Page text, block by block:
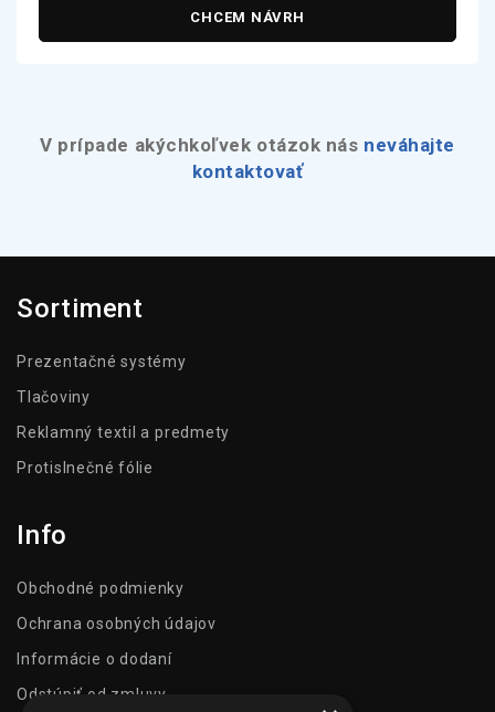
CHCEM NÁVRH
V prípade akýchkoľvek otázok nás neváhajte
kontaktovať
Sortiment
Prezentačné systémy
Tlačoviny
Reklamný textil a predmety
Protislnečné fólie
Info
Obchodné podmienky
Ochrana osobných údajov
Informácie o dodaní
Odstúpiť od zmluvy